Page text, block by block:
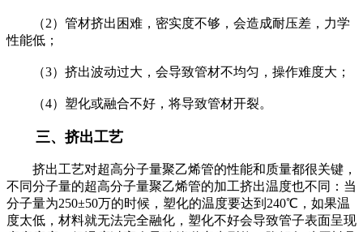
（2）管材挤出困难，密实度不够，会造成耐压差，力学
性能低；
（3）挤出波动过大，会导致管材不均匀，操作难度大；
（4）塑化或融合不好，将导致管材开裂。
三、挤出工艺
挤出工艺对超高分子量聚乙烯管的性能和质量都很关键，
不同分子量的超高分子量聚乙烯管的加工挤出温度也不同：当
分子量为250±50万的时候，塑化的温度要达到240℃，如果温
度太低，材料就无法完全融化，塑化不好会导致管子表面呈现